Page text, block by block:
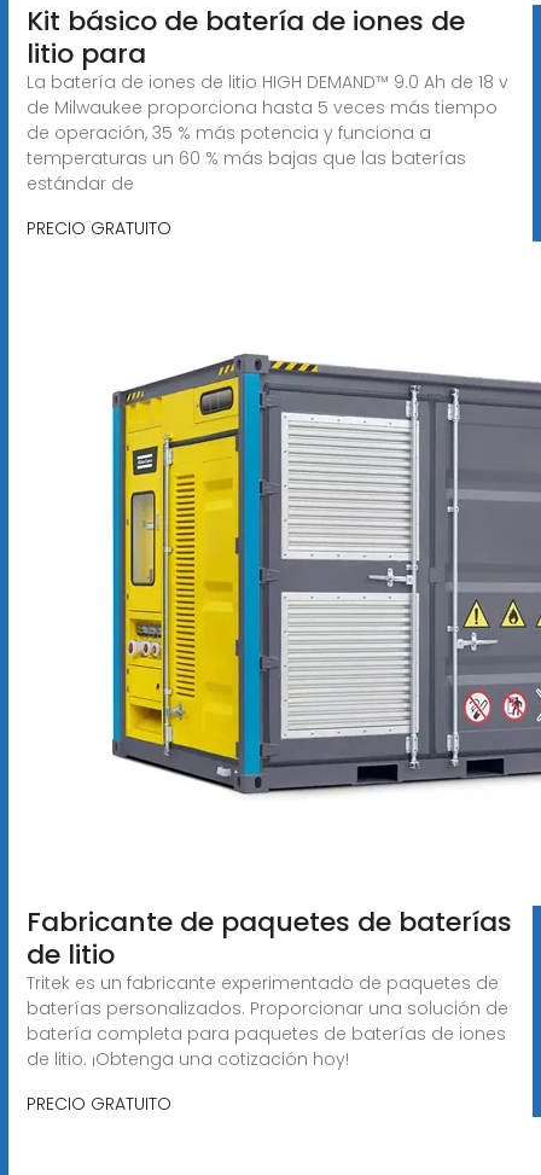
Kit básico de batería de iones de
litio para
La batería de iones de litio HIGH DEMAND™ 9.0 Ah de 18 v
de Milwaukee proporciona hasta 5 veces más tiempo
de operación, 35 % más potencia y funciona a
temperaturas un 60 % más bajas que las baterías
estándar de
PRECIO GRATUITO
Fabricante de paquetes de baterías
de litio
Tritek es un fabricante experimentado de paquetes de
baterías personalizados. Proporcionar una solución de
batería completa para paquetes de baterías de iones
de litio. ¡Obtenga una cotización hoy!
PRECIO GRATUITO